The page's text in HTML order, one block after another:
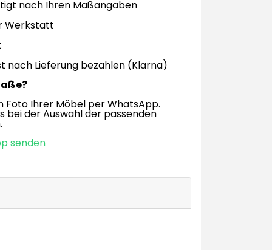
nach Ihren Maßangaben
Werkstatt
nach Lieferung bezahlen (Klarna)
Foto Ihrer Möbel per WhatsApp.
bei der Auswahl der passenden
senden